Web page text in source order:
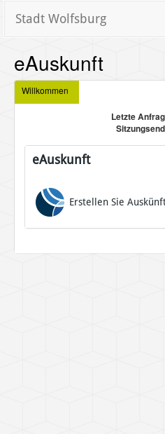
Stadt Wolfsburg
eAuskunft
Willkommen
Letzte
eAuskunft
Erstellen Sie